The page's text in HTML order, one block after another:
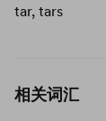
tar, tars
相关词汇